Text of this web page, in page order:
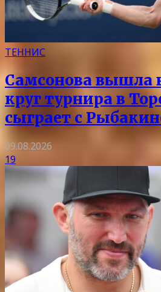
ТЕННИС
Самсонова вышла
круг турнира в
сыграет с
09.08.2026
19